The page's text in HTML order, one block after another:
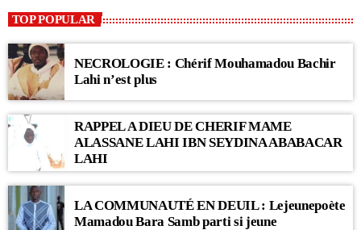
TOP POPULAR
NECROLOGIE : Chérif Mouhamadou Bachir
Lahi n’est plus
RAPPEL A DIEU DE CHERIF MAME
ALASSANE LAHI IBN SEYDINA ABABACAR
LAHI
LA COMMUNAUTÉ EN DEUIL : Lejeunepoète
Mamadou Bara Samb parti si jeune